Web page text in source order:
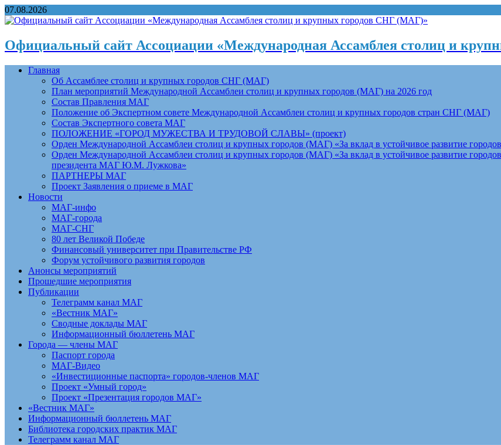
07.08.2026
Официальный сайт Ассоциации «Международная Ассамблея столиц и
Главная
Об Ассамблее столиц и крупных городов СНГ (МАГ)
План мероприятий Международной Ассамблеи столиц и крупных городов (МАГ) на 2026 год
Состав Правления МАГ
Положение об Экспертном совете Международной Ассамблеи столиц и крупных городов стран СНГ (МАГ)
Состав Экспертного совета МАГ
ПОЛОЖЕНИЕ «ГОРОД МУЖЕСТВА И ТРУДОВОЙ СЛАВЫ» (проект)
Орден Международной Ассамблеи столиц и крупных городов (МАГ) «За вклад в устойчивое развитие
Орден Международной Ассамблеи столиц и крупных городов (МАГ) «За вклад в устойчивое развитие
президента МАГ Ю.М. Лужкова»
ПАРТНЕРЫ МАГ
Проект Заявления о приеме в МАГ
Новости
МАГ-инфо
МАГ-города
МАГ-СНГ
80 лет Великой Победе
Финансовый университет при Правительстве РФ
Форум устойчивого развития городов
Анонсы мероприятий
Прошедшие мероприятия
Публикации
Телеграмм канал МАГ
«Вестник МАГ»
Сводные доклады МАГ
Информационный бюллетень МАГ
Города — члены МАГ
Паспорт города
МАГ-Видео
«Инвестиционные паспорта» городов-членов МАГ
Проект «Умный город»
Проект «Презентация городов МАГ»
«Вестник МАГ»
Информационный бюллетень МАГ
Библиотека городских практик МАГ
Телеграмм канал МАГ